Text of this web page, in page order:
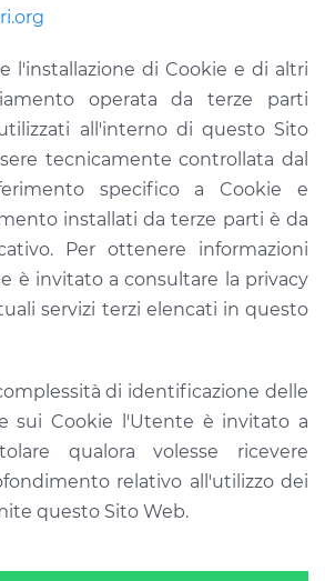
l'installazione di Cookie e di altri
operata da terze parti
all'interno di questo Sito
tecnicamente controllata dal
specifico a Cookie e
installati da terze parti è da
Per ottenere informazioni
è invitato a consultare la privacy
servizi terzi elencati in questo
di identificazione delle
sui Cookie l'Utente è invitato a
qualora volesse ricevere
relativo all'utilizzo dei
questo Sito Web.